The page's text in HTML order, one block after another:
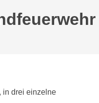
in drei einzelne